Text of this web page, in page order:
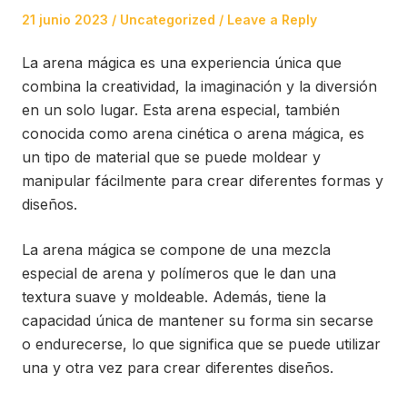
Posted
21 junio 2023
Posted
Uncategorized Leave a Reply
La arena mágica es una experiencia única que
combina la creatividad, la imaginación y la diversión
en un solo lugar. Esta arena especial, también
conocida como arena cinética o arena mágica, es
un tipo de material que se puede moldear y
manipular fácilmente para crear diferentes formas y
diseños.
La arena mágica se compone de una mezcla
especial de arena y polímeros que le dan una
textura suave y moldeable. Además, tiene la
capacidad única de mantener su forma sin secarse
o endurecerse, lo que significa que se puede utilizar
una y otra vez para crear diferentes diseños.